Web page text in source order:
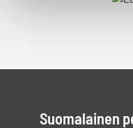
Suomalainen